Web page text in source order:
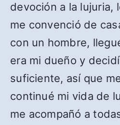
devoción a la lujuria,
me convenció de
con un hombre,
era mi dueño y
suficiente, así que
continué mi vida de
me acompañó a